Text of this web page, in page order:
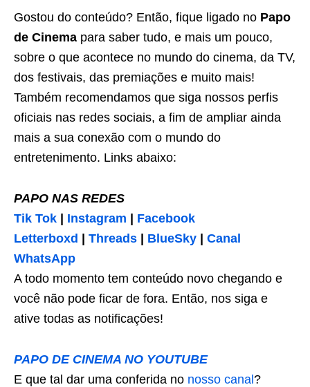
Gostou do conteúdo? Então, fique ligado no Papo
de Cinema para saber tudo, e mais um pouco,
sobre o que acontece no mundo do cinema, da TV,
dos festivais, das premiações e muito mais!
Também recomendamos que siga nossos perfis
oficiais nas redes sociais, a fim de ampliar ainda
mais a sua conexão com o mundo do
entretenimento. Links abaixo:
PAPO NAS REDES
Tik Tok | Instagram | Facebook
Letterboxd | Threads | BlueSky | Canal
WhatsApp
A todo momento tem conteúdo novo chegando e
você não pode ficar de fora. Então, nos siga e
ative todas as notificações!
PAPO DE CINEMA NO YOUTUBE
E que tal dar uma conferida no nosso canal?